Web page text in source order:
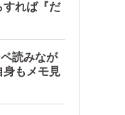
れば『だ
読みなが
身もメモ見